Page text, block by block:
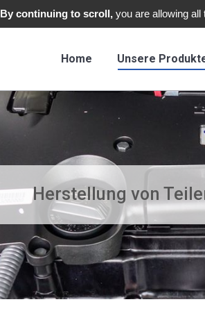
Home Unsere
Herstellung von
By continuing to scroll,you are allowing all